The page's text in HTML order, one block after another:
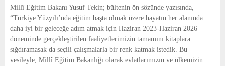
U
Millî Eğitim Bakanı Yusuf Tekin; bültenin ön sözünde yazısında,
“Türkiye Yüzyılı’nda eğitim başta olmak üzere hayatın her alanında
daha iyi bir geleceğe adım atmak için Haziran 2023-Haziran 2026
döneminde gerçekleştirilen faaliyetlerimizin tamamını kitaplara
sığdıramasak da seçili çalışmalarla bir renk katmak istedik. Bu
vesileyle, Millî Eğitim Bakanlığı olarak evlatlarımızın ve ülkemizin